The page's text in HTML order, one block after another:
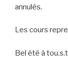
annulés.
Les cours
Bel été à